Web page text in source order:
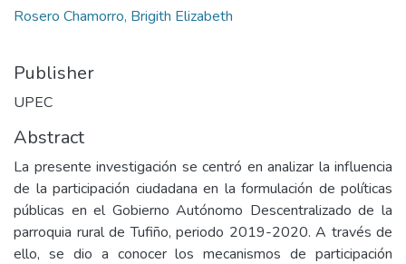
Rosero Chamorro, Brigith Elizabeth
Publisher
UPEC
Abstract
La presente investigación se centró en analizar la influencia
de la participación ciudadana en la formulación de políticas
públicas en el Gobierno Autónomo Descentralizado de la
parroquia rural de Tufiño, periodo 2019-2020. A través de
ello, se dio a conocer los mecanismos de participación